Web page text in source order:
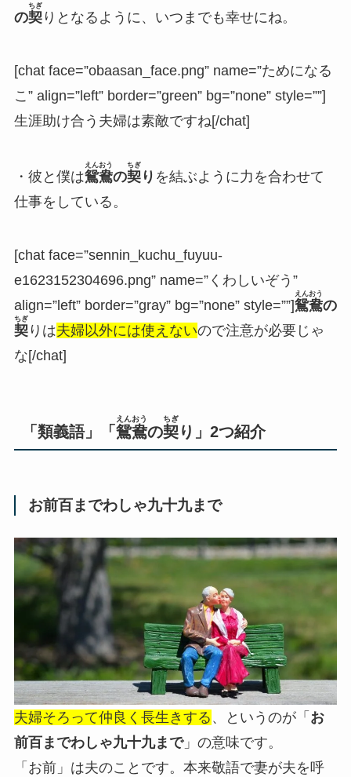
の契
ちぎ
りとなるように、いつまでも幸せにね。
[chat face=”obaasan_face.png” name=”ためになる
こ” align=”left” border=”green” bg=”none” style=””]
生涯助け合う夫婦は素敵ですね[/chat]
・彼と僕は鴛鴦
えんおう
の契
ちぎ
り を結ぶように力を合わせて
仕事をしている。
[chat face=”sennin_kuchu_fuyuu-
e1623152304696.png” name=”くわしいぞう”
align=”left” border=”gray” bg=”none” style=””]鴛鴦
えんおう
の
契
ちぎ
りは夫婦以外には使えないので注意が必要じゃ
な[/chat]
「類義語」「 鴛鴦
えんおう
の契
ちぎ
り」2つ紹介
お前百までわしゃ九十九まで
夫婦そろって仲良く長生きする 、というのが「 お
前百までわしゃ九十九まで」の意味です。
「お前」は夫のことです。本来敬語で妻が夫を呼